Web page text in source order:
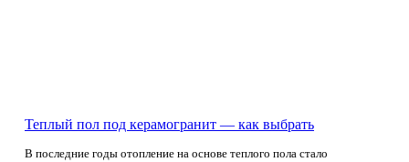
Теплый пол под керамогранит — как выбрать
В последние годы отопление на основе теплого пола стало